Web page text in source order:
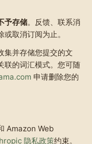
予存储。反馈、联系消
取消订阅为止。
集并存储您提交的文
联的词汇模式。您可随
申请删除您的
Amazon Web
隐私政策约束。